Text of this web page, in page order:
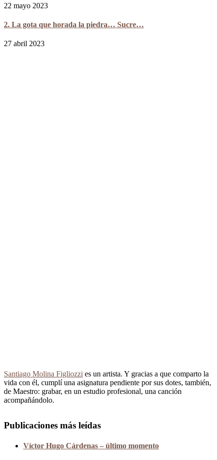
22 mayo 2023
2. La gota que horada la piedra… Sucre…
27 abril 2023
Santiago Molina Figliozzi es un artista. Y gracias a que comparto la
vida con él, cumplí una asignatura pendiente por sus dotes, también,
de Maestro: grabar, en un estudio profesional, una canción
acompañándolo.
Publicaciones más leídas
Víctor Hugo Cárdenas – último momento